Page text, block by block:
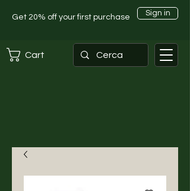
Get 20% off your first purchase Sign in
Cart